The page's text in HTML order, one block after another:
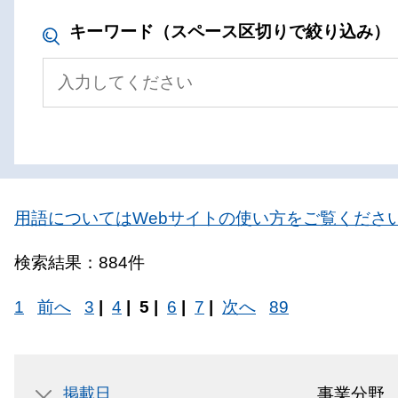
キーワード（スペース区切りで絞り込み）
用語についてはWebサイトの使い方をご覧くださ
検索結果：884件
1 前へ 3 4 5 | 6 7 次へ 89
掲載日 事業分野